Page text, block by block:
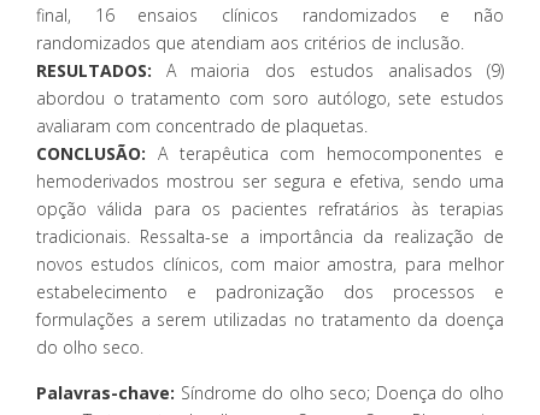
final, 16 ensaios clínicos randomizados e não
randomizados que atendiam aos critérios de inclusão.
RESULTADOS: A maioria dos estudos analisados (9)
abordou o tratamento com soro autólogo, sete estudos
avaliaram com concentrado de plaquetas.
CONCLUSÃO: A terapêutica com hemocomponentes e
hemoderivados mostrou ser segura e efetiva, sendo uma
opção válida para os pacientes refratários às terapias
tradicionais. Ressalta-se a importância da realização de
novos estudos clínicos, com maior amostra, para melhor
estabelecimento e padronização dos processos e
formulações a serem utilizadas no tratamento da doença
do olho seco.
Palavras-chave: Síndrome do olho seco; Doença do olho